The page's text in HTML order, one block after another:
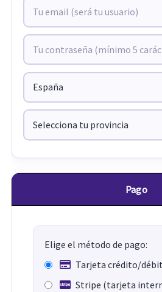
Pago
Elige el método de pago:
Tarjeta crédito/
Stripe (tarjeta